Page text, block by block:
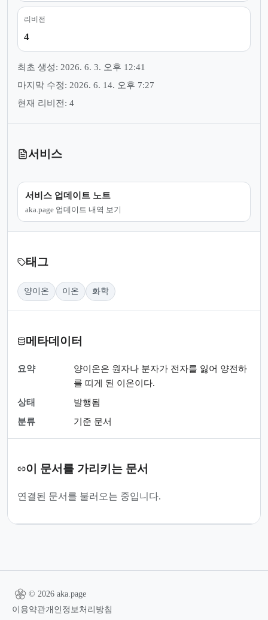
리비전
4
최초 생성: 2026. 6. 3. 오후 12:41
마지막 수정: 2026. 6. 14. 오후 7:27
현재 리비전: 4
서비스
서비스 업데이트 노트
aka.page 업데이트 내역 보기
태그
양이온 이온 화학
메타데이터
요약
양이온은 원자나 분자가 전자를 잃어 양전하
를 띠게 된 이온이다.
상태
발행됨
분류
기준 문서
이 문서를 가리키는 문서
연결된 문서를 불러오는 중입니다.
© 2026 aka.page
이용약관개인정보처리방침